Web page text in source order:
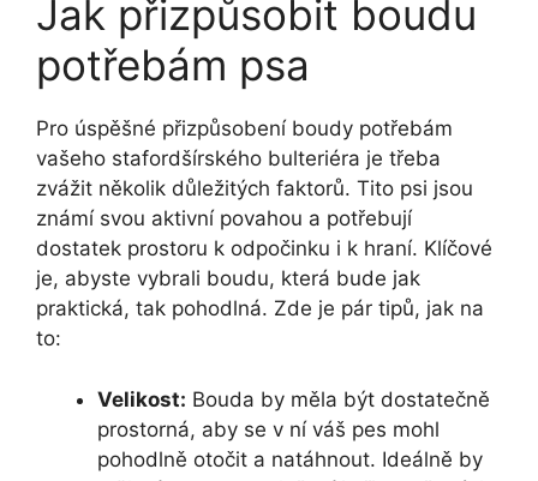
Jak přizpůsobit boudu
potřebám psa
Pro úspěšné přizpůsobení boudy potřebám
vašeho stafordšírského bulteriéra je třeba
zvážit několik důležitých faktorů. Tito psi jsou
známí svou aktivní povahou a potřebují
dostatek prostoru k odpočinku i k hraní. Klíčové
je, abyste vybrali boudu, která bude jak
praktická, tak pohodlná. Zde je pár tipů, jak na
to:
Velikost: Bouda by měla být dostatečně
prostorná, aby se v ní váš pes mohl
pohodlně otočit a natáhnout. Ideálně by